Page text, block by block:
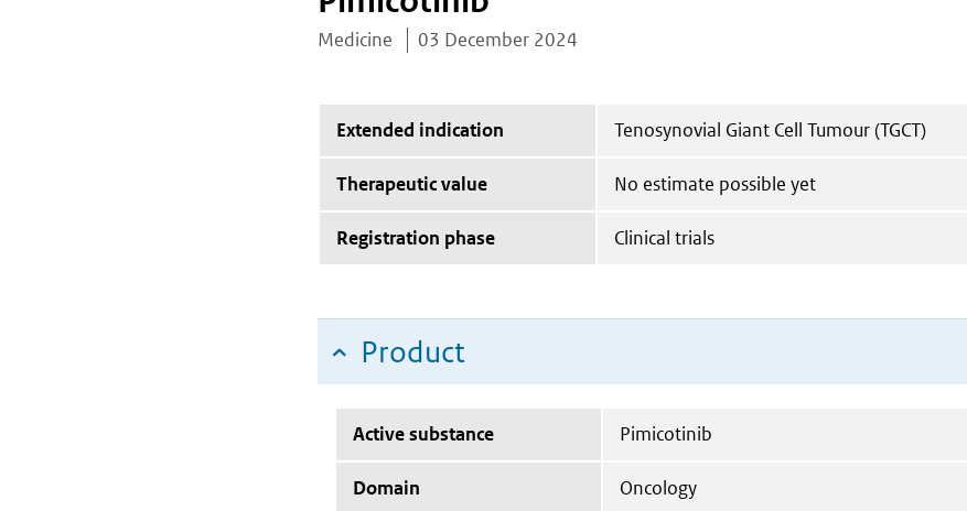
Medicine 03 December 2024
Extended indication Tenosynovial Giant Cell Tumour (TGCT)
Therapeutic value No estimate possible yet
Registration phase Clinical trials
Product
Active substance Pimicotinib
Domain Oncology